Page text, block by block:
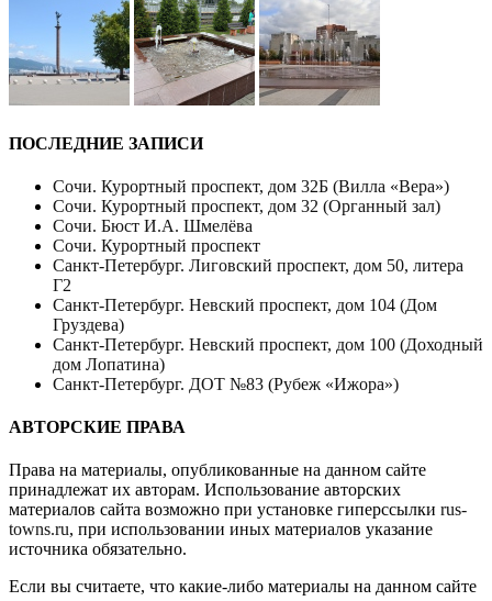
ПОСЛЕДНИЕ ЗАПИСИ
Сочи. Курортный проспект, дом 32Б (Вилла «Вера»)
Сочи. Курортный проспект, дом 32 (Органный зал)
Сочи. Бюст И.А. Шмелёва
Сочи. Курортный проспект
Санкт-Петербург. Лиговский проспект, дом 50, литера
Г2
Санкт-Петербург. Невский проспект, дом 104 (Дом
Груздева)
Санкт-Петербург. Невский проспект, дом 100 (Доходный
дом Лопатина)
Санкт-Петербург. ДОТ №83 (Рубеж «Ижора»)
АВТОРСКИЕ ПРАВА
Права на материалы, опубликованные на данном сайте
принадлежат их авторам. Использование авторских
материалов сайта возможно при установке гиперссылки rus-
towns.ru, при использовании иных материалов указание
источника обязательно.
Если вы считаете, что какие-либо материалы на данном сайте